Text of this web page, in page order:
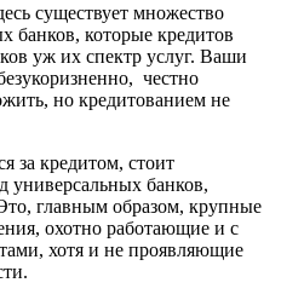
существует множество
банков, которые кредитов
уж их спектр услуг. Ваши
честно
но кредитованием не
за кредитом, стоит
универсальных банков,
главным образом, крупные
охотно работающие и с
хотя и не проявляющие